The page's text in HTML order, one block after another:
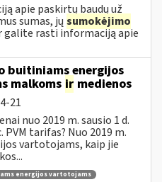
apie paskirtų baudų už
sumas, jų sumokėjimo
galite rasti informaciją apie
buitiniams energijos
malkoms ir medienos
21
nuo 2019 m. sausio 1 d.
tarifas? Nuo 2019 m.
vartotojams, kaip jie
energijos vartotojams